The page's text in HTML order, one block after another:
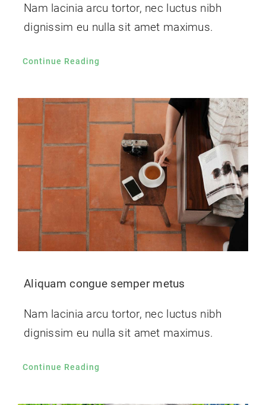
Nam lacinia arcu tortor, nec luctus nibh
dignissim eu nulla sit amet maximus.
Continue Reading
Aliquam congue semper metus
Nam lacinia arcu tortor, nec luctus nibh
dignissim eu nulla sit amet maximus.
Continue Reading